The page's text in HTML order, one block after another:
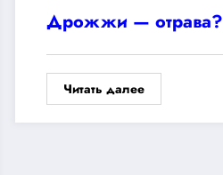
Дрожжи — отрава?
Читать далее